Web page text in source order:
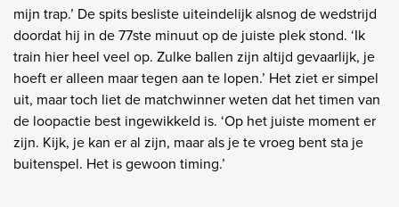
mijn trap.’ De spits besliste uiteindelijk alsnog de wedstrijd
doordat hij in de 77ste minuut op de juiste plek stond. ‘Ik
train hier heel veel op. Zulke ballen zijn altijd gevaarlijk, je
hoeft er alleen maar tegen aan te lopen.’ Het ziet er simpel
uit, maar toch liet de matchwinner weten dat het timen van
de loopactie best ingewikkeld is. ‘Op het juiste moment er
zijn. Kijk, je kan er al zijn, maar als je te vroeg bent sta je
buitenspel. Het is gewoon timing.’